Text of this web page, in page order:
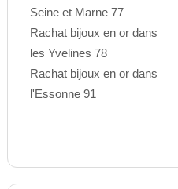
Seine et Marne 77
Rachat bijoux en or dans
les Yvelines 78
Rachat bijoux en or dans
l'Essonne 91